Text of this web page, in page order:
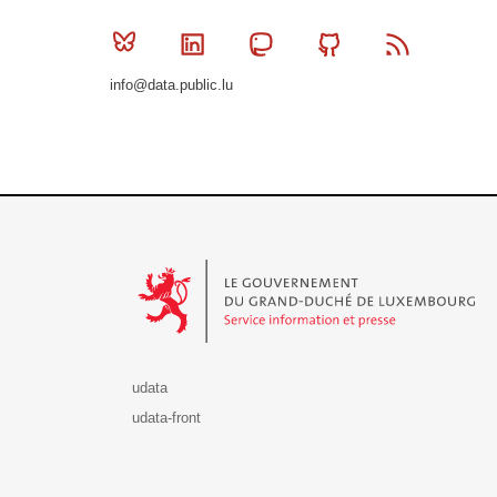
Bluesky Linkedin MastodonGithub
info@data.public.lu
udata
udata-front